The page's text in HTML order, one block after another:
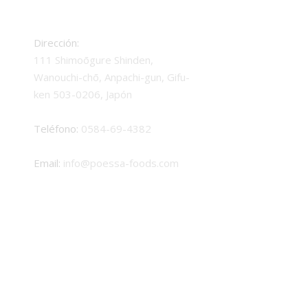
Dirección:
111 Shimoōgure Shinden,
Wanouchi-chō, Anpachi-gun, Gifu-
ken 503-0206, Japón
Teléfono: 0584-69-4382
Email: info@poessa-foods.com